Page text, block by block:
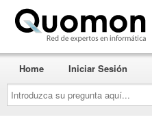
Introduzca
su
pregunta
aquí...
Home Iniciar Sesión